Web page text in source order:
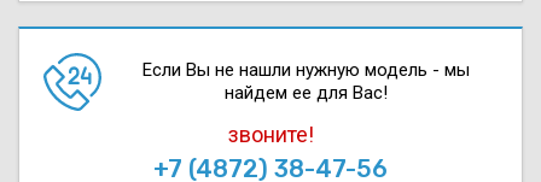
Если Вы не нашли нужную модель - мы
найдем ее для Вас!
звоните!
+7 (4872) 38-47-56